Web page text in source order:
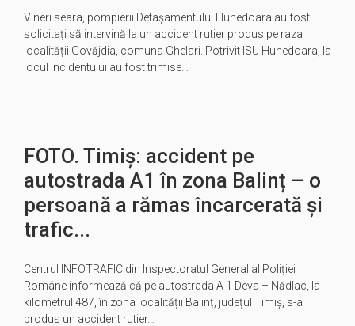
Vineri seara, pompierii Detașamentului Hunedoara au fost
solicitați să intervină la un accident rutier produs pe raza
localității Govăjdia, comuna Ghelari. Potrivit ISU Hunedoara, la
locul incidentului au fost trimise…
FOTO. Timiș: accident pe
autostrada A1 în zona Balinț – o
persoană a rămas încarcerată și
trafic...
Centrul INFOTRAFIC din Inspectoratul General al Poliției
Române informează că pe autostrada A 1 Deva – Nădlac, la
kilometrul 487, în zona localității Balinț, județul Timiș, s-a
produs un accident rutier…